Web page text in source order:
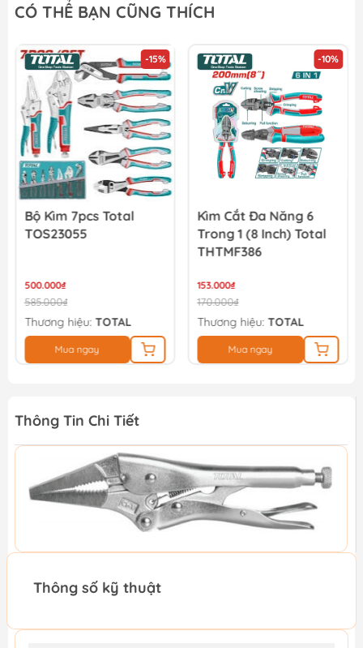
CÓ THỂ BẠN CŨNG THÍCH
-15%
Bộ Kìm 7pcs Total
TOS23055
500.000₫
585.000₫
Thương hiệu: TOTAL
Mua ngay
-10%
Kìm Cắt Đa Năng 6
Trong 1 (8 Inch) Total
THTMF386
153.000₫
170.000₫
Thương hiệu:TOTAL
Mua ngay
Thông Tin Chi Tiết
Thông số kỹ thuật